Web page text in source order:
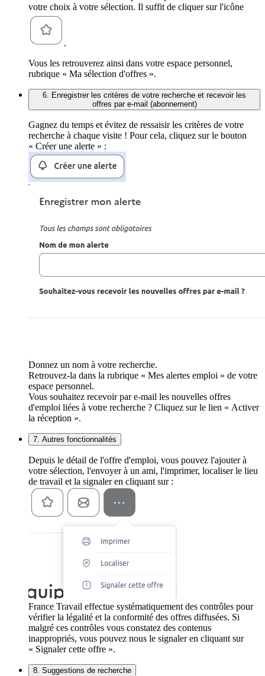
votre choix à votre sélection. Il suffit de cliquer sur l'icône
.
Vous les retrouverez ainsi dans votre espace personnel,
rubrique « Ma sélection d'offres ».
6. Enregistrer les critères de votre recherche et recevoir les
offres par e-mail (abonnement)
Gagnez du temps et évitez de ressaisir les critères de votre
recherche à chaque visite ! Pour cela, cliquez sur le bouton
« Créer une alerte » :
Donnez un nom à votre recherche.
Retrouvez-la dans la rubrique « Mes alertes emploi » de votre
espace personnel.
Vous souhaitez recevoir par e-mail les nouvelles offres
d'emploi liées à votre recherche ? Cliquez sur le lien « Activer
la réception ».
7. Autres fonctionnalités
Depuis le détail de l'offre d'emploi, vous pouvez l'ajouter à
votre sélection, l'envoyer à un ami, l'imprimer, localiser le lieu
de travail et la signaler en cliquant sur :
France Travail effectue systématiquement des contrôles pour
vérifier la légalité et la conformité des offres diffusées. Si
malgré ces contrôles vous constatez des contenus
inappropriés, vous pouvez nous le signaler en cliquant sur
« Signaler cette offre ».
8. Suggestions de recherche